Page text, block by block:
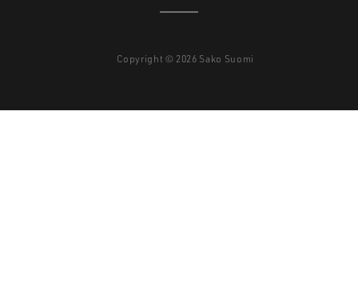
Copyright © 2026 Sako Suomi